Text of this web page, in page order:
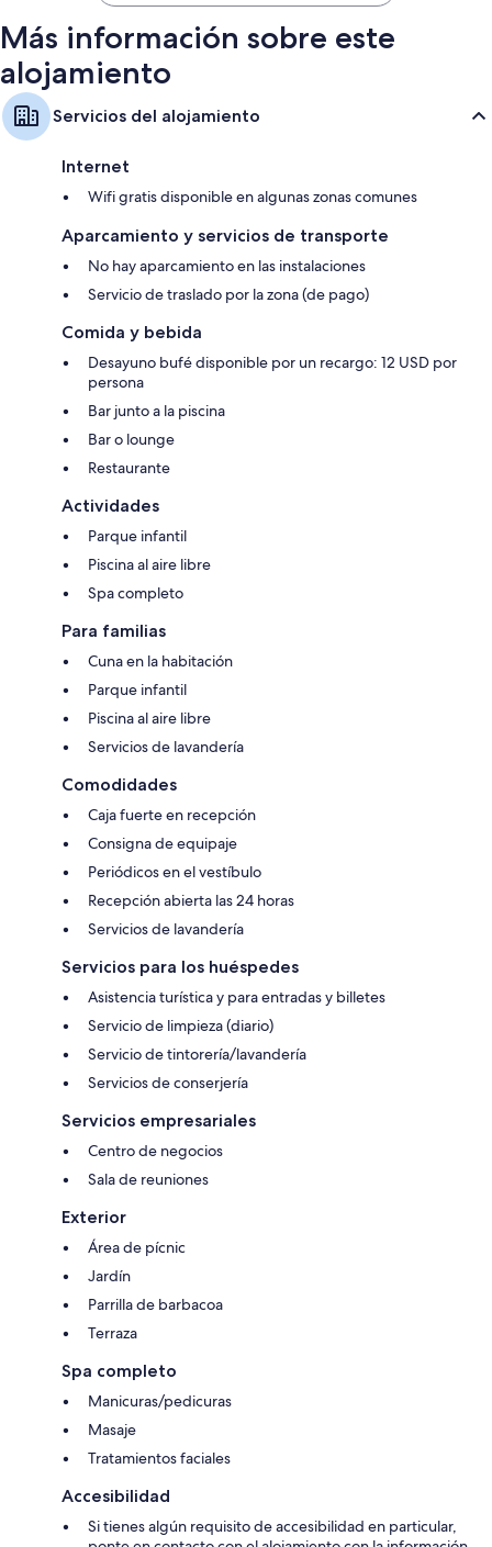
Más información sobre este
alojamiento
Servicios del alojamiento
Internet
Wifi gratis disponible en algunas zonas comunes
Aparcamiento y servicios de transporte
No hay aparcamiento en las instalaciones
Servicio de traslado por la zona (de pago)
Comida y bebida
Desayuno bufé disponible por un recargo: 12 USD por
persona
Bar junto a la piscina
Bar o lounge
Restaurante
Actividades
Parque infantil
Piscina al aire libre
Spa completo
Para familias
Cuna en la habitación
Parque infantil
Piscina al aire libre
Servicios de lavandería
Comodidades
Caja fuerte en recepción
Consigna de equipaje
Periódicos en el vestíbulo
Recepción abierta las 24 horas
Servicios de lavandería
Servicios para los huéspedes
Asistencia turística y para entradas y billetes
Servicio de limpieza (diario)
Servicio de tintorería/lavandería
Servicios de conserjería
Servicios empresariales
Centro de negocios
Sala de reuniones
Exterior
Área de pícnic
Jardín
Parrilla de barbacoa
Terraza
Spa completo
Manicuras/pedicuras
Masaje
Tratamientos faciales
Accesibilidad
Si tienes algún requisito de accesibilidad en particular,